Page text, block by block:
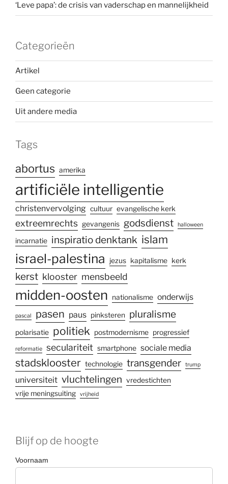
‘Leve papa’: de crisis van vaderschap en mannelijkheid
Categorieën
Artikel
Geen categorie
Uit andere media
Tags
abortus amerika
artificiële intelligentie
christenvervolging cultuur evangelische kerk
extreemrechts gevangenis godsdienst halloween
incarnatie inspiratio denktank islam
israel-palestina jezus kapitalisme kerk
kerst klooster mensbeeld
midden-oosten nationalisme onderwijs
pascal pasen paus pinksteren pluralisme
polarisatie politiek postmodernisme progressief
reformatie seculariteit smartphone sociale media
stadsklooster technologie transgender trump
universiteit vluchtelingen vredestichten
vrije meningsuiting
vrijheid
Blijf op de hoogte